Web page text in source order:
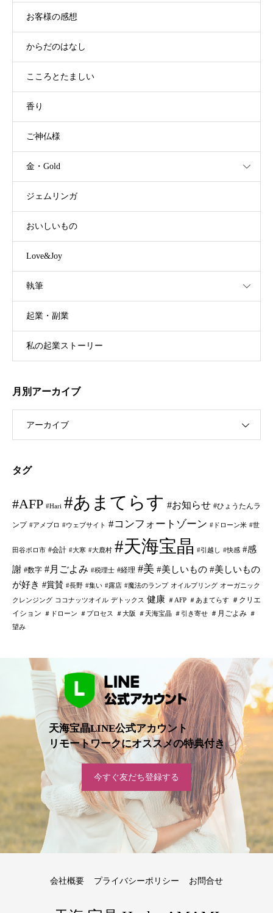
お客様の感想
からだのはなし
こころとたましい
香り
ご神仏様
金・Gold
ジェムリンガ
おいしいもの
Love&Joy
執筆
起業・副業
私の起業ストーリー
月別アーカイブ
アーカイブ
タグ
#AFP #Hari #あまてらす #お知らせ #ひょうたんラ
ンプ #アメブロ #ウェブサイト #コンフォートゾーン #ドローン米 #世
田谷ボロ市 #会計 #大寒 #大鹿村 #天海宝晶 #引越し #快感 #感
謝 #数字 #月ごよみ #税理士 #経理 #美 #美しいもの #美しいもの
が好き #賞賛 #長野 #集い #露店 #魔法のランプ オイルプリング オーガニック
クレンジング ココナッツオイル デトックス 健康 ＃AFP ＃あまてらす
＃クリエ
イション
＃ドローン ＃プロセス ＃大阪 ＃天海宝晶 ＃引き寄せ ＃月ごよみ ＃
望み
天海宝晶LINE公式アカウント
リモートワークにオススメの特典付き
今すぐ友だち登録する
会社概要 プライバシーポリシー お問合せ